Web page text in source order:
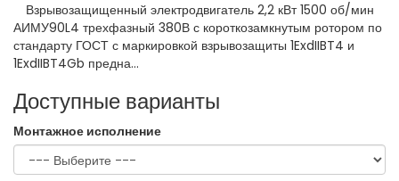
Взрывозащищенный электродвигатель 2,2 кВт 1500 об/мин
АИМУ90L4 трехфазный 380В с короткозамкнутым ротором по
стандарту ГОСТ с маркировкой взрывозащиты 1ExdIIBT4 и
1ExdIIBT4Gb предна...
Доступные варианты
Монтажное исполнение